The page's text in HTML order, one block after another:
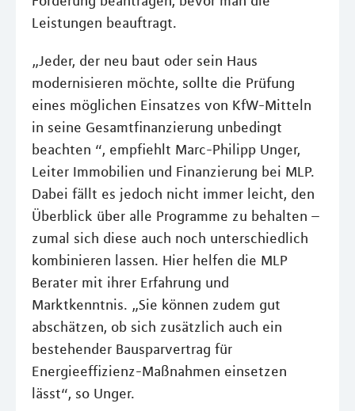
Leistungen beauftragt.
„Jeder, der neu baut oder sein Haus
modernisieren möchte, sollte die Prüfung
eines möglichen Einsatzes von KfW-Mitteln
in seine Gesamtfinanzierung unbedingt
beachten “, empfiehlt Marc-Philipp Unger,
Leiter Immobilien und Finanzierung bei MLP.
Dabei fällt es jedoch nicht immer leicht, den
Überblick über alle Programme zu behalten –
zumal sich diese auch noch unterschiedlich
kombinieren lassen. Hier helfen die MLP
Berater mit ihrer Erfahrung und
Marktkenntnis. „Sie können zudem gut
abschätzen, ob sich zusätzlich auch ein
bestehender Bausparvertrag für
Energieeffizienz-Maßnahmen einsetzen
lässt“, so Unger.